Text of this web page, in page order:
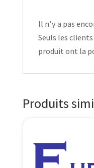
Il n’y a pas
Seuls les
produit ont la
Produits